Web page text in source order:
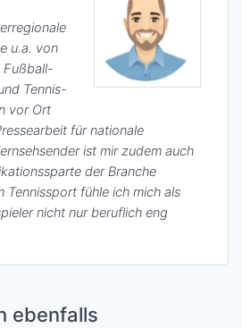
u.a. von
Fußball-
Tennis-
vor Ort
für nationale
ist mir zudem auch
der Branche
Tennissport fühle ich mich als
nicht nur beruflich eng
ebenfalls